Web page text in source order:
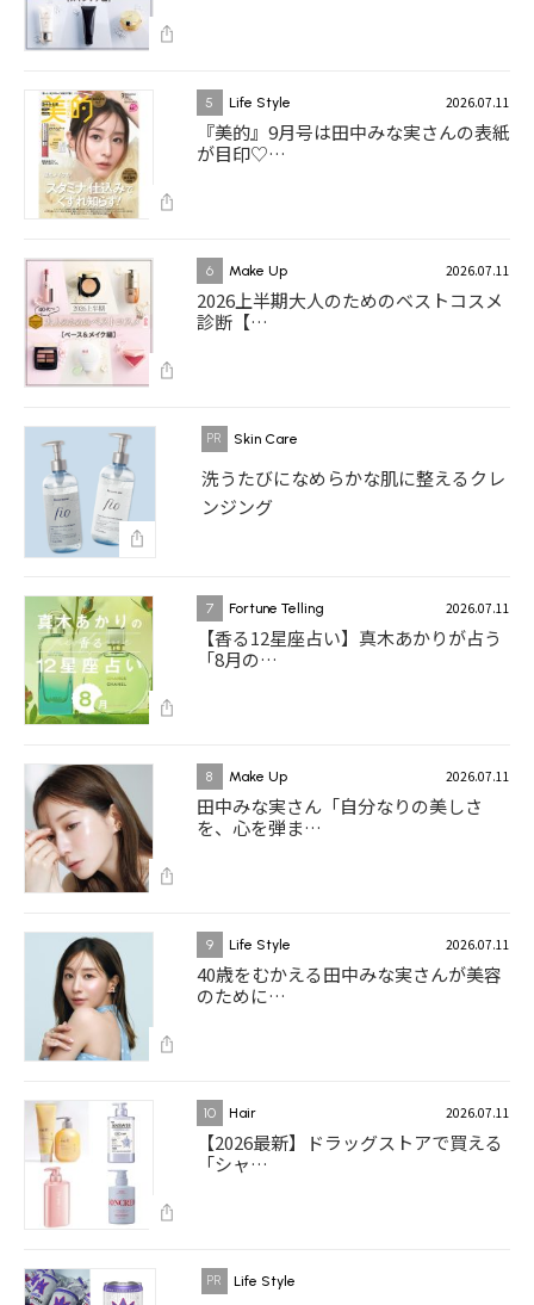
5 Life Style 2026.07.11
『美的』9月号は田中みな実さんの表紙
が目印♡…
6 Make Up 2026.07.11
2026上半期大人のためのベストコスメ
診断【…
Skin Care
洗うたびになめらかな肌に整えるクレ
ンジング
7 Fortune Telling 2026.07.11
【香る12星座占い】真木あかりが占う
「8月の…
8 Make Up 2026.07.11
田中みな実さん「自分なりの美しさ
を、心を弾ま…
9 Life Style 2026.07.11
40歳をむかえる田中みな実さんが美容
のために…
10 Hair 2026.07.11
【2026最新】ドラッグストアで買える
「シャ…
Life Style